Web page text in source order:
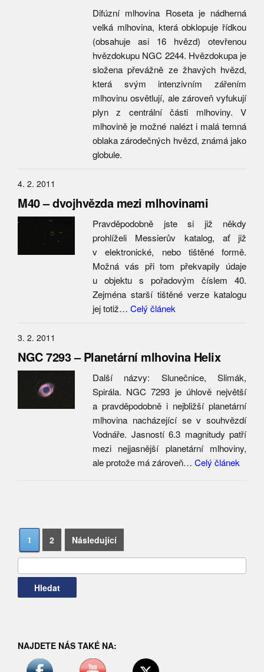
Difúzní mlhovina Roseta je nádherná
velká mlhovina, která obklopuje řídkou
(obsahuje asi 16 hvězd) otevřenou
hvězdokupu NGC 2244. Hvězdokupa je
složena převážně ze žhavých hvězd,
která svým intenzivním zářením
mlhovinu osvětlují, ale zároveň vyfukují
plyn z centrální části mlhoviny. V
mlhovině je možné nalézt i malá temná
oblaka zárodečných hvězd, známá jako
globule.
4. 2. 2011
M40 – dvojhvězda mezi mlhovinami
Pravděpodobně jste si již někdy
prohlíželi Messierův katalog, ať již
v elektronické, nebo tištěné formě.
Možná vás při tom překvapily údaje
u objektu s pořadovým číslem 40.
Zejména starší tištěné verze katalogu
jej totiž… Celý článek
3. 2. 2011
NGC 7293 – Planetární mlhovina Helix
Další názvy: Slunečnice, Slimák,
Spirála. NGC 7293 je úhlově největší
a pravděpodobně i nejbližší planetární
mlhovina nacházející se v souhvězdí
Vodnáře. Jasností 6.3 magnitudy patří
mezi nejjasnější planetární mlhoviny,
ale protože má zároveň… Celý článek
Navigace
pro
příspěvky
1 2 Následující
Vyhledávání
NAJDETE NÁS TAKÉ NA: